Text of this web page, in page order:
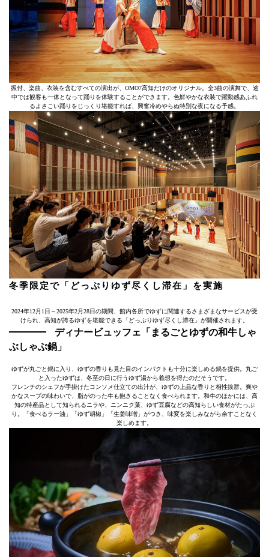
振付、楽曲、衣装を含むすべての演出が、OMO7高知だけのオリジナル。全3曲の演舞で、途
中では観客も一体となって踊りを体験することができます。色鮮やかな衣装で躍動感あふれ
るよさこい踊りをじっくり堪能すれば、興奮冷めやらぬ特別な夜になる予感。
冬季限定で「どっぷりゆず尽くし滞在」を実施
2024年12月1日～2025年2月28日の期間、館内各所でゆずに関連するさまざまなサービスが受
けられ、高知が誇るゆずを堪能できる「どっぷりゆず尽くし滞在」が開催されます。
ディナービュッフェ「まるごとゆずの和牛しゃ
ぶしゃぶ鍋」
ゆずが丸ごと鍋に入り、ゆずの香りも見た目のインパクトも十分に楽しめる鍋を提供。丸ご
と入ったゆずは、冬至の日に行うゆず湯から着想を得たのだそうです。
フレンチのシェフが手掛けたコンソメ仕立ての出汁が、ゆずの上品な香りと相性抜群。爽や
かなスープの味わいで、脂がのった牛も飽きることなく食べられます。和牛のほかには、高
知の特産品として知られるニラや、ニンニク葉、ゆず豆腐などの高知らしい食材がたっぷ
り。「食べるラー油」「ゆず胡椒」「生姜味噌」がつき、味変を楽しみながら余すことなく
楽しめます。